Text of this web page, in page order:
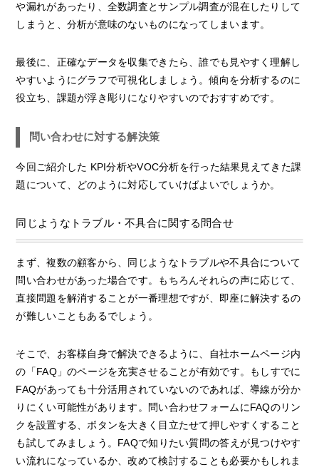
や漏れがあったり、全数調査とサンプル調査が混在したりして
しまうと、分析が意味のないものになってしまいます。
最後に、正確なデータを収集できたら、誰でも見やすく理解し
やすいようにグラフで可視化しましょう。傾向を分析するのに
役立ち、課題が浮き彫りになりやすいのでおすすめです。
問い合わせに対する解決策
今回ご紹介した KPI分析やVOC分析を行った結果見えてきた課
題について、どのように対応していけばよいでしょうか。
同じようなトラブル・不具合に関する問合せ
まず、複数の顧客から、同じようなトラブルや不具合について
問い合わせがあった場合です。もちろんそれらの声に応じて、
直接問題を解消することが一番理想ですが、即座に解決するの
が難しいこともあるでしょう。
そこで、お客様自身で解決できるように、自社ホームページ内
の「FAQ」のページを充実させることが有効です。もしすでに
FAQがあっても十分活用されていないのであれば、導線が分か
りにくい可能性があります。問い合わせフォームにFAQのリン
クを設置する、ボタンを大きく目立たせて押しやすくすること
も試してみましょう。FAQで知りたい質問の答えが見つけやす
い流れになっているか、改めて検討することも必要かもしれま